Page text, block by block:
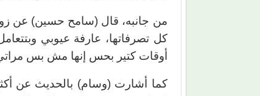
من جانبه، قال (سامح حسين) عن
كل تصرفاتها، عارفة عيوبي
أوقات كتير بحس إنها مش بس
كما أشارت (وسام) بالحديث عن